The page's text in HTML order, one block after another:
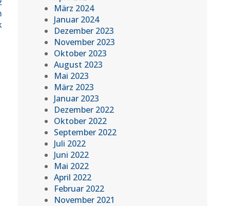
März 2024
Januar 2024
Dezember 2023
November 2023
Oktober 2023
August 2023
Mai 2023
März 2023
Januar 2023
Dezember 2022
Oktober 2022
September 2022
Juli 2022
Juni 2022
Mai 2022
April 2022
Februar 2022
November 2021